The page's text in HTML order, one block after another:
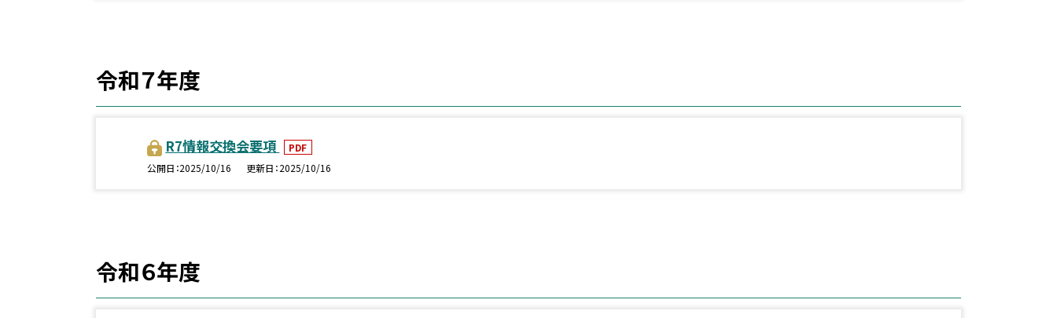
令和７年度
R7情報交換会要項
PDF
公開日 2025/10/16 更新日 2025/10/16
令和６年度